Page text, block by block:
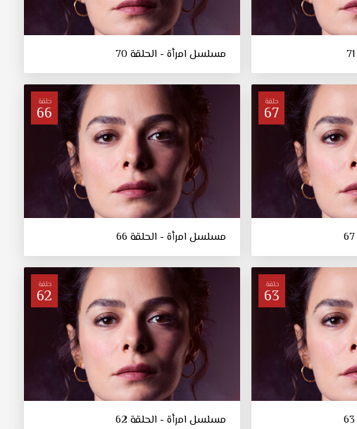
مسلسل امرأة - الحلقة 70
حلقة
67
حلقة
66
مسلسل امرأة - الحلقة 66
حلقة
63
حلقة
62
مسلسل امرأة - الحلقة 62